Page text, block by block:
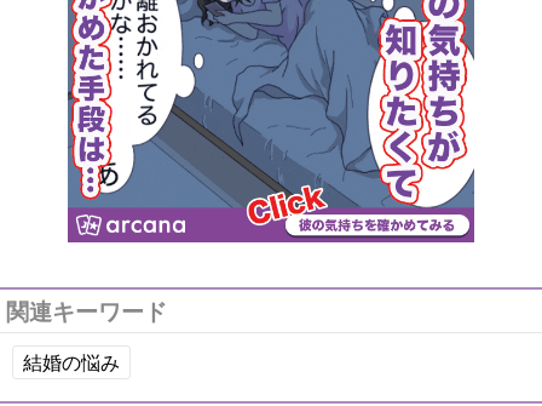
関連キーワード
結婚の悩み